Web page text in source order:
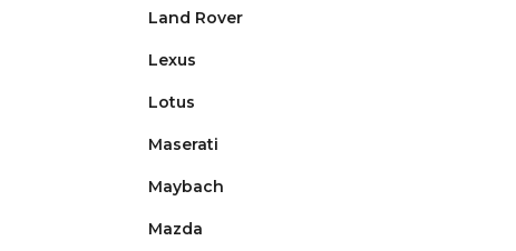
Land Rover
Lexus
Lotus
Maserati
Maybach
Mazda